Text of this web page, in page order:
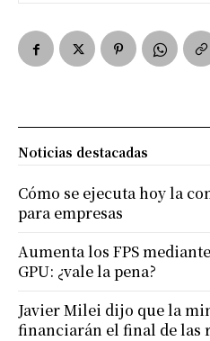
Noticias destacadas
Cómo se ejecuta hoy la
para empresas
Aumenta los FPS
GPU: ¿vale la pena?
Javier Milei dijo que la
financiarán el final de las